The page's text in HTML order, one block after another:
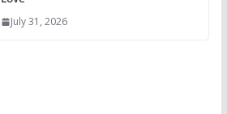
July 31, 2026